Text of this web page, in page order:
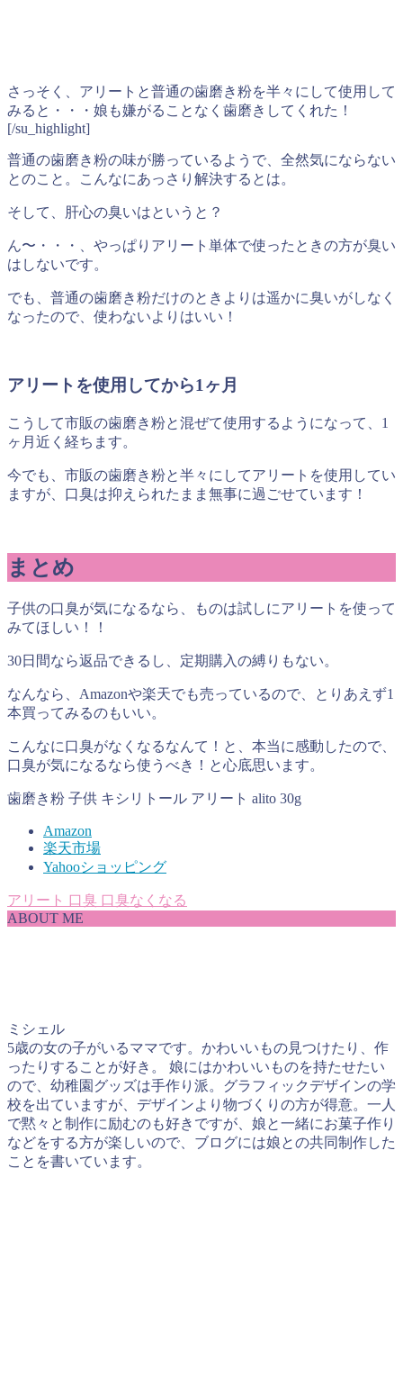
さっそく、アリートと普通の歯磨き粉を半々にして使用して
みると・・・娘も嫌がることなく歯磨きしてくれた！
[/su_highlight]
普通の歯磨き粉の味が勝っているようで、全然気にならない
とのこと。こんなにあっさり解決するとは。
そして、肝心の臭いはというと？
ん〜・・・、やっぱりアリート単体で使ったときの方が臭い
はしないです。
でも、普通の歯磨き粉だけのときよりは遥かに臭いがしなく
なったので、使わないよりはいい！
アリートを使用してから1ヶ月
こうして市販の歯磨き粉と混ぜて使用するようになって、1
ヶ月近く経ちます。
今でも、市販の歯磨き粉と半々にしてアリートを使用してい
ますが、口臭は抑えられたまま無事に過ごせています！
まとめ
子供の口臭が気になるなら、ものは試しにアリートを使って
みてほしい！！
30日間なら返品できるし、定期購入の縛りもない。
なんなら、Amazonや楽天でも売っているので、とりあえず1
本買ってみるのもいい。
こんなに口臭がなくなるなんて！と、本当に感動したので、
口臭が気になるなら使うべき！と心底思います。
歯磨き粉 子供 キシリトール アリート alito 30g
Amazon
楽天市場
Yahooショッピング
アリート 口臭 口臭なくなる
ABOUT ME
ミシェル
5歳の女の子がいるママです。かわいいもの見つけたり、作
ったりすることが好き。 娘にはかわいいものを持たせたい
ので、幼稚園グッズは手作り派。グラフィックデザインの学
校を出ていますが、デザインより物づくりの方が得意。一人
で黙々と制作に励むのも好きですが、娘と一緒にお菓子作り
などをする方が楽しいので、ブログには娘との共同制作した
ことを書いています。